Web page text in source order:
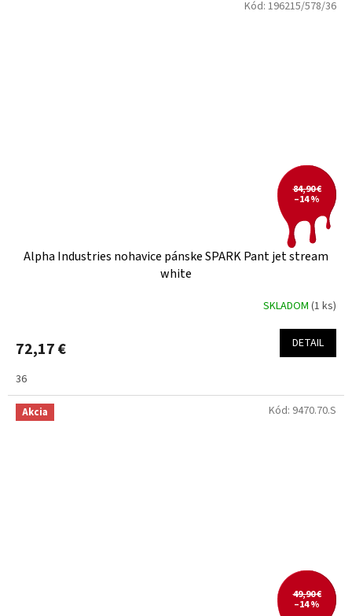
84,90 €
–14 %
Alpha Industries nohavice pánske SPARK Pant jet stream
white
SKLADOM (1 ks)
72,17 € DETAIL
36
Kód: 196215/578/36
Akcia
49,90 €
–14 %
Kód: 9470.70.S